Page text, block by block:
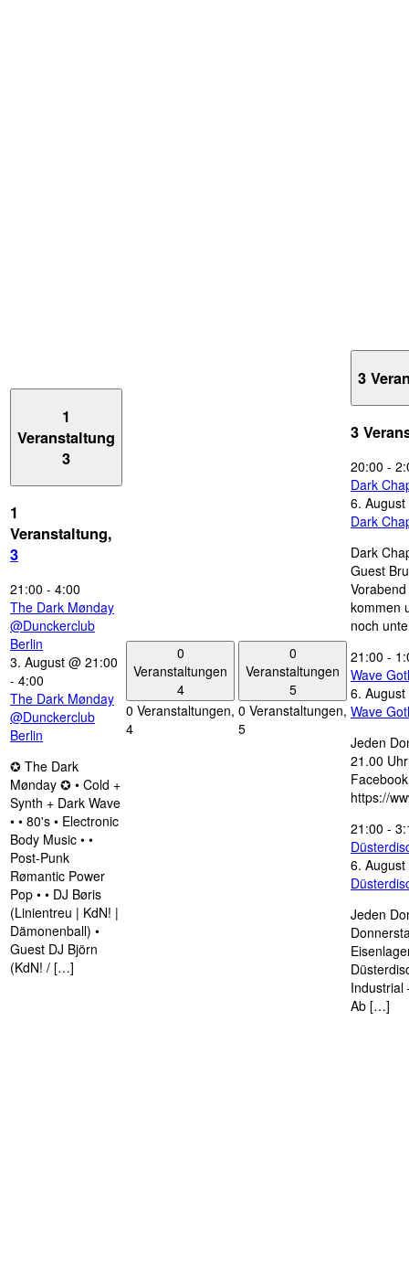
1
Veranstaltung
3
1
Veranstaltung,
3
21:00 - 4:00
The Dark Mønday
@Dunckerclub
Berlin
3. August @ 21:00
- 4:00
The Dark Mønday
@Dunckerclub
Berlin
✪ The Dark
Mønday ✪ • Cold +
Synth + Dark Wave
• • 80's • Electronic
Body Music • •
Post-Punk
Rømantic Power
Pop • • DJ Børis
(Linientreu | KdN! |
Dämonenball) •
Guest DJ Björn
(KdN! / […]
0
Veranstaltungen
4
0 Veranstaltungen,
4
0
Veranstaltungen
5
0 Veranstaltungen,
5
3
3
20:00 -
Dark
6.
Dark
Dark
Guest
kommen
noch
21:00 -
Wave
6.
Wave
Jeden
21.00
https://
21:00 -
6.
Jeden
Industrial
Ab […]